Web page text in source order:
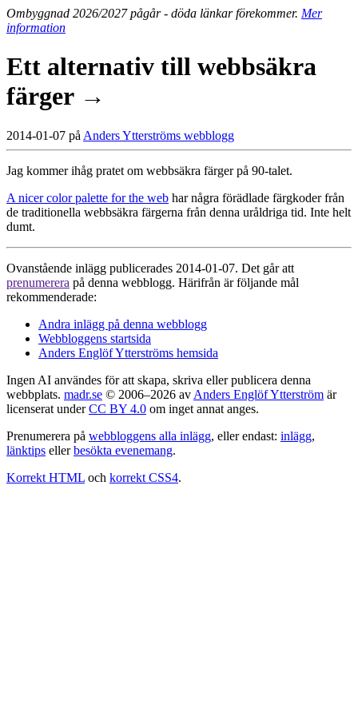
Ombyggnad 2026/2027 pågår - döda länkar förekommer. Mer
information
Ett alternativ till webbsäkra
färger →
2014-01-07 på Anders Ytterströms webblogg
Jag kommer ihåg pratet om webbsäkra färger på 90-talet.
A nicer color palette for the web har några förädlade färgkoder från
de traditionella webbsäkra färgerna från denna uråldriga tid. Inte helt
dumt.
Ovanstående inlägg publicerades 2014-01-07. Det går att
prenumerera på denna webblogg. Härifrån är följande mål
rekommenderade:
Andra inlägg på denna webblogg
Webbloggens startsida
Anders Englöf Ytterströms hemsida
Ingen AI användes för att skapa, skriva eller publicera denna
webbplats. madr.se © 2006–2026 av Anders Englöf Ytterström är
licenserat underCC BY 4.0 om inget annat anges.
Prenumerera på webbloggens alla inlägg, eller endast: inlägg,
länktips ellerbesökta evenemang.
Korrekt HTML och korrekt CSS4.